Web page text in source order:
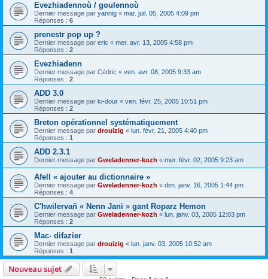
Evezhiadennoù / goulennoù
Dernier message par yannig « mar. juil. 05, 2005 4:09 pm
Réponses : 6
prenestr pop up ?
Dernier message par eric « mer. avr. 13, 2005 4:58 pm
Réponses : 2
Evezhiadenn
Dernier message par Cédric « ven. avr. 08, 2005 9:33 am
Réponses : 2
ADD 3.0
Dernier message par ki-dour « ven. févr. 25, 2005 10:51 pm
Réponses : 2
Breton opérationnel systématiquement
Dernier message par drouizig « lun. févr. 21, 2005 4:40 pm
Réponses : 1
ADD 2.3.1
Dernier message par Gweladenner-kozh « mer. févr. 02, 2005 9:23 am
Afell « ajouter au dictionnaire »
Dernier message par Gweladenner-kozh « dim. janv. 16, 2005 1:44 pm
Réponses : 4
C'hwilervañ « Nenn Jani » gant Roparz Hemon
Dernier message par Gweladenner-kozh « lun. janv. 03, 2005 12:03 pm
Réponses : 2
Mac- difazier
Dernier message par drouizig « lun. janv. 03, 2005 10:52 am
Réponses : 1
Nouveau sujet